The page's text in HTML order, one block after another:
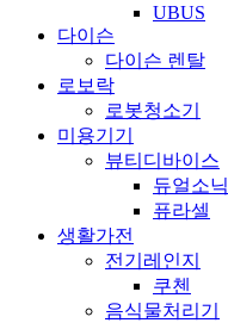
UBUS
다이슨
다이슨 렌탈
로보락
로봇청소기
미용기기
뷰티디바이스
듀얼소닉
퓨라셀
생활가전
전기레인지
쿠첸
음식물처리기